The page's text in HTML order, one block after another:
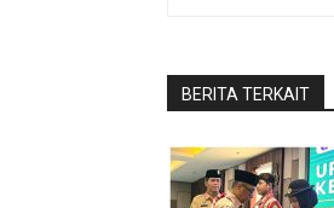
BERITA TERKAIT